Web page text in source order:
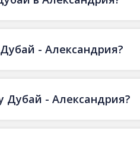
- Александрия?
Дубай - Александрия?